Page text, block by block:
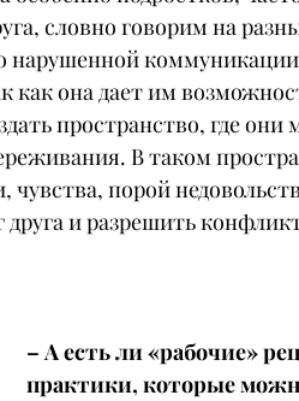
словно говорим на
нарушенной
она дает им
пространство, где они
В таком
порой
друга и разрешить
– А есть ли «рабочие»
практики, которые